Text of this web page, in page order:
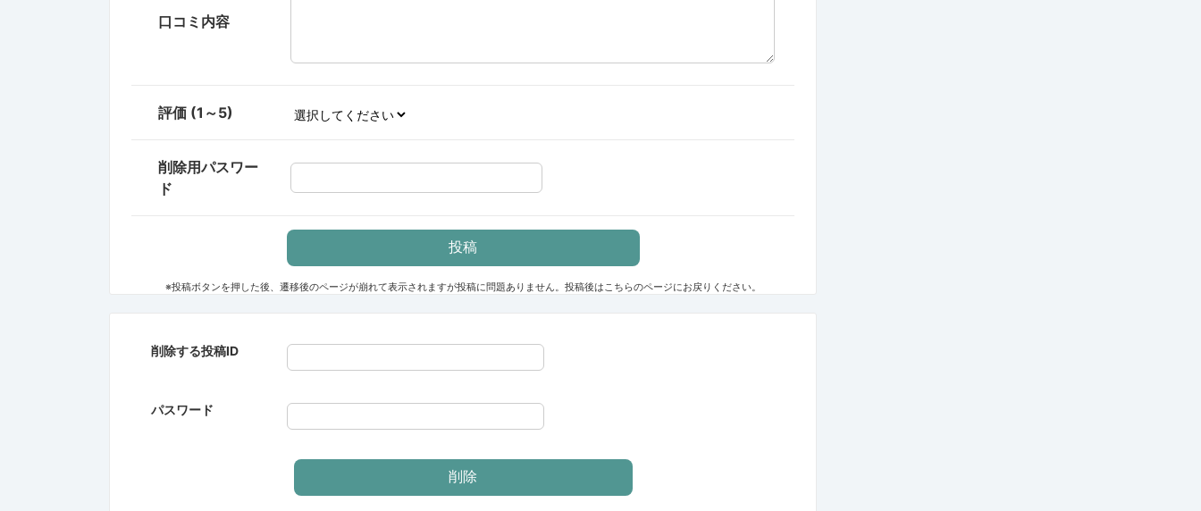
口コミ内容
評価 (1～5)
削除用パスワー
ド
※投稿ボタンを押した後、遷移後のページが崩れて表示されますが投稿に問題ありません。投稿後はこちらのページにお戻りください。
削除する投稿ID
パスワード